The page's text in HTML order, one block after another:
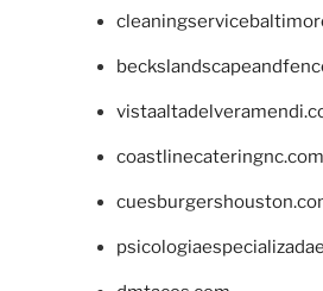
coastlinecateringnc.com